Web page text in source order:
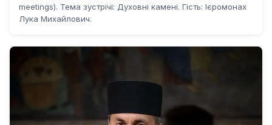
meetings). Тема зустрічі: Духовні камені. Гість: Ієромонах
Лука Михайлович.